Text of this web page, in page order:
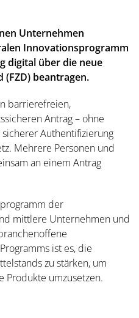
Unternehmen
Innovationsprogramm
digital über die neue
beantragen.
barrierefreien,
Antrag – ohne
Authentifizierung
Mehrere Personen und
an einem Antrag
der
mittlere Unternehmen und
ist es, die
zu stärken, um
Produkte umzusetzen.